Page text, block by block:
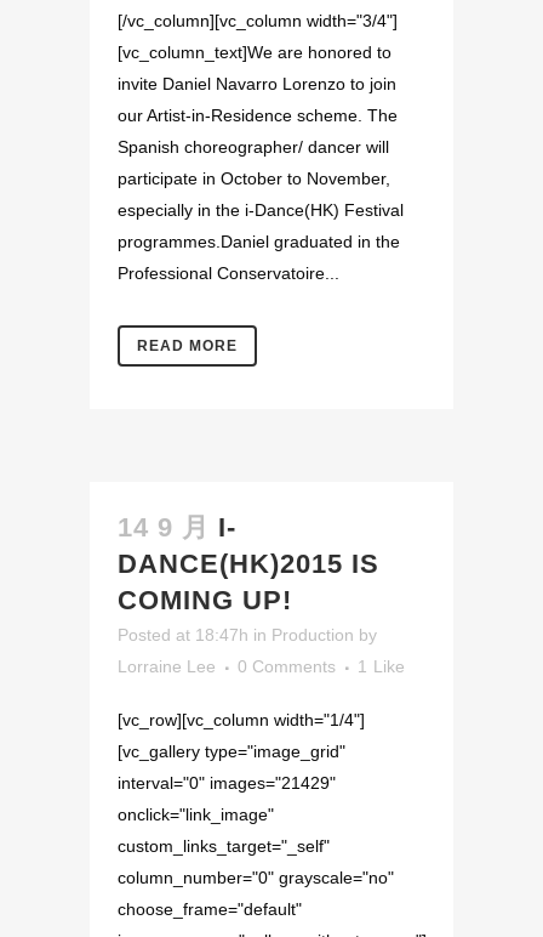
[/vc_column][vc_column width="3/4"]
[vc_column_text]We are honored to
invite Daniel Navarro Lorenzo to join
our Artist-in-Residence scheme. The
Spanish choreographer/ dancer will
participate in October to November,
especially in the i-Dance(HK) Festival
programmes.Daniel graduated in the
Professional Conservatoire...
READ MORE
14 9 月 I-
DANCE(HK)2015 IS
COMING UP!
Posted at 18:47h in Production by
Lorraine Lee
0 Comments 1 Like
[vc_row][vc_column width="1/4"]
[vc_gallery type="image_grid"
interval="0" images="21429"
onclick="link_image"
custom_links_target="_self"
column_number="0" grayscale="no"
choose_frame="default"